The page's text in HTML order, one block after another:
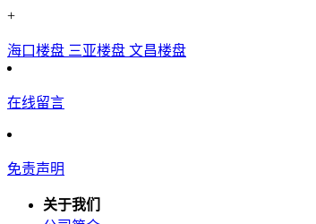
+
海口楼盘 三亚楼盘 文昌楼盘
在线留言
免责声明
关于我们